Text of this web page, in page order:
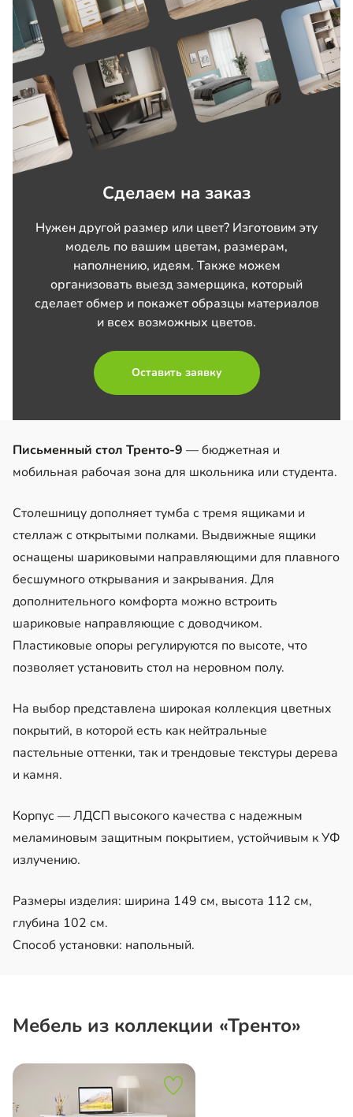
Сделаем на заказ
Нужен другой размер или цвет? Изготовим эту
модель по вашим цветам, размерам,
наполнению, идеям. Также можем
организовать выезд замерщика, который
сделает обмер и покажет образцы материалов
и всех возможных цветов.
Оставить заявку
Письменный стол Тренто-9 — бюджетная и
мобильная рабочая зона для школьника или студента.
Столешницу дополняет тумба с тремя ящиками и
стеллаж с открытыми полками. Выдвижные ящики
оснащены шариковыми направляющими для плавного
бесшумного открывания и закрывания. Для
дополнительного комфорта можно встроить
шариковые направляющие с доводчиком.
Пластиковые опоры регулируются по высоте, что
позволяет установить стол на неровном полу.
На выбор представлена широкая коллекция цветных
покрытий, в которой есть как нейтральные
пастельные оттенки, так и трендовые текстуры дерева
и камня.
Корпус — ЛДСП высокого качества с надежным
меламиновым защитным покрытием, устойчивым к УФ
излучению.
Размеры изделия: ширина 149 см, высота 112 см,
глубина 102 см.
Способ установки: напольный.
Мебель из коллекции «Тренто»